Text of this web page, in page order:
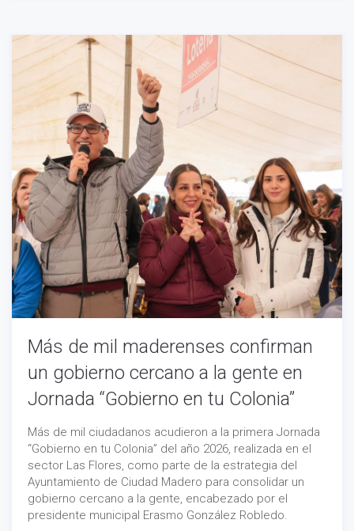
Más de mil maderenses confirman
un gobierno cercano a la gente en
Jornada “Gobierno en tu Colonia”
Más de mil ciudadanos acudieron a la primera Jornada
“Gobierno en tu Colonia” del año 2026, realizada en el
sector Las Flores, como parte de la estrategia del
Ayuntamiento de Ciudad Madero para consolidar un
gobierno cercano a la gente, encabezado por el
presidente municipal Erasmo González Robledo.